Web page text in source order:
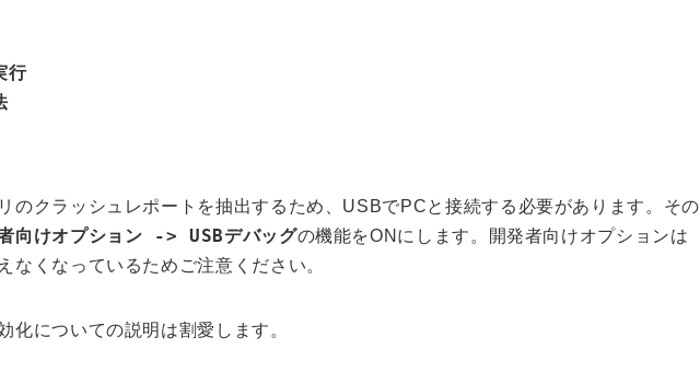
行
のクラッシュレポートを抽出するため、USBでPCと接続する必要があります。その
向けオプション -> USBデバッグの機能をONにします。開発者向けオプションは
なくなっているためご注意ください。
化についての説明は割愛します。